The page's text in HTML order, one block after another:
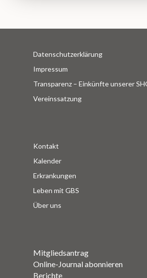
Datenschutzerklärung
Impressum
Transparenz – Einkünfte unserer
Vereinssatzung
Kontakt
Kalender
Erkrankungen
Leben mit GBS
Über uns
Mitgliedsantrag
Online-Journal abonnieren
Berichte